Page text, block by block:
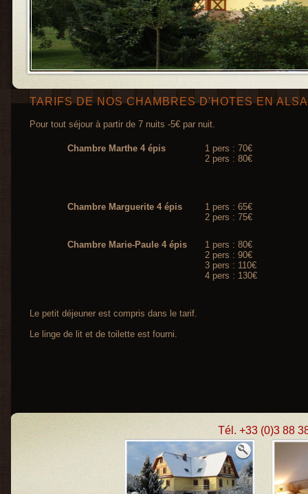
TARIFS DE NOS CHAMBRES D'HOTES EN
Pour tout séjour à partir de 7 nuits -5€ par nuit.
Chambre Marthe 4 épis
1 pers : 70€
2 pers : 80€
Chambre Marguerite 4 épis
1 pers : 65€
2 pers : 75€
Chambre Marie-Paule 4 épis
1 pers : 80€
2 pers : 90€
3 pers : 110€
4 pers : 130€
Le petit déjeuner est compris dans le tarif.
Le linge de lit et de toilette est fourni.
Tél. +33 (0)3 88